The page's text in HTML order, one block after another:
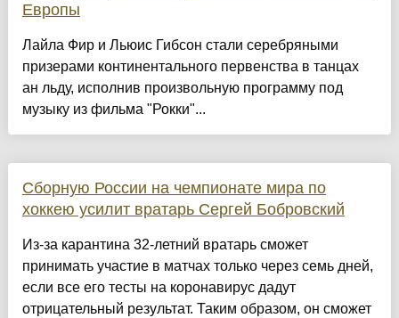
Европы
Лайла Фир и Льюис Гибсон стали серебряными
призерами континентального первенства в танцах
ан льду, исполнив произвольную программу под
музыку из фильма "Рокки"...
Сборную России на чемпионате мира по
хоккею усилит вратарь Сергей Бобровский
Из-за карантина 32-летний вратарь сможет
принимать участие в матчах только через семь дней,
если все его тесты на коронавирус дадут
отрицательный результат. Таким образом, он сможет